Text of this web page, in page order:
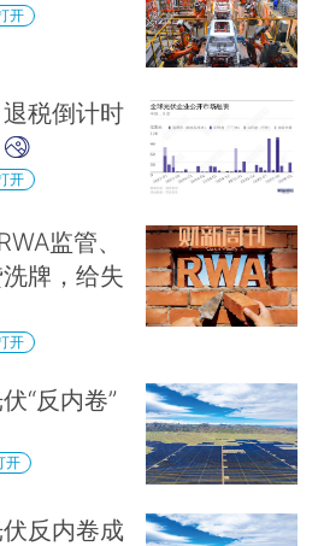
开
退税倒计时
开
监管、
牌，给失
开
“反内卷”
开
伏反内卷成